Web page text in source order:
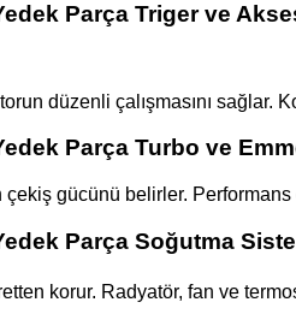
Parça Triger ve
düzenli çalışmasını
Parça Turbo ve
çekiş gücünü belirler.
Parça Soğutma
korur. Radyatör, fan ve